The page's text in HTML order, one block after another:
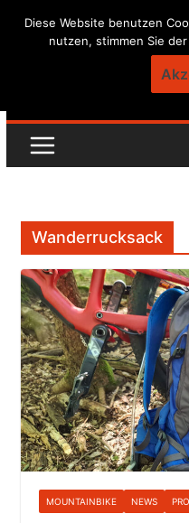
Skip
Wanderrucksack
MOUNTAINBIKE NEWS
Diese Website benutzen
nutzen, stimmen Sie